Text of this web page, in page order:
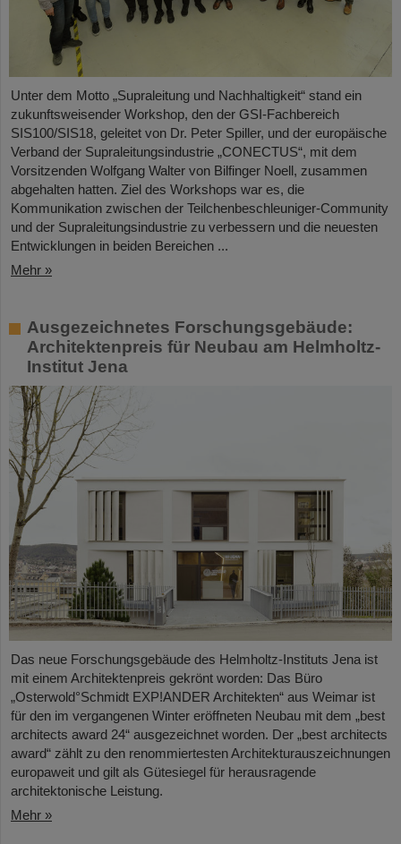
Unter dem Motto „Supraleitung und Nachhaltigkeit“ stand ein
zukunftsweisender Workshop, den der GSI-Fachbereich
SIS100/SIS18, geleitet von Dr. Peter Spiller, und der europäische
Verband der Supraleitungsindustrie „CONECTUS“, mit dem
Vorsitzenden Wolfgang Walter von Bilfinger Noell, zusammen
abgehalten hatten. Ziel des Workshops war es, die
Kommunikation zwischen der Teilchenbeschleuniger-Community
und der Supraleitungsindustrie zu verbessern und die neuesten
Entwicklungen in beiden Bereichen ...
Mehr »
Ausgezeichnetes Forschungsgebäude:
Architektenpreis für Neubau am Helmholtz-
Institut Jena
Das neue Forschungsgebäude des Helmholtz-Instituts Jena ist
mit einem Architektenpreis gekrönt worden: Das Büro
„Osterwold°Schmidt EXP!ANDER Architekten“ aus Weimar ist
für den im vergangenen Winter eröffneten Neubau mit dem „best
architects award 24“ ausgezeichnet worden. Der „best architects
award“ zählt zu den renommiertesten Architekturauszeichnungen
europaweit und gilt als Gütesiegel für herausragende
architektonische Leistung.
Mehr »